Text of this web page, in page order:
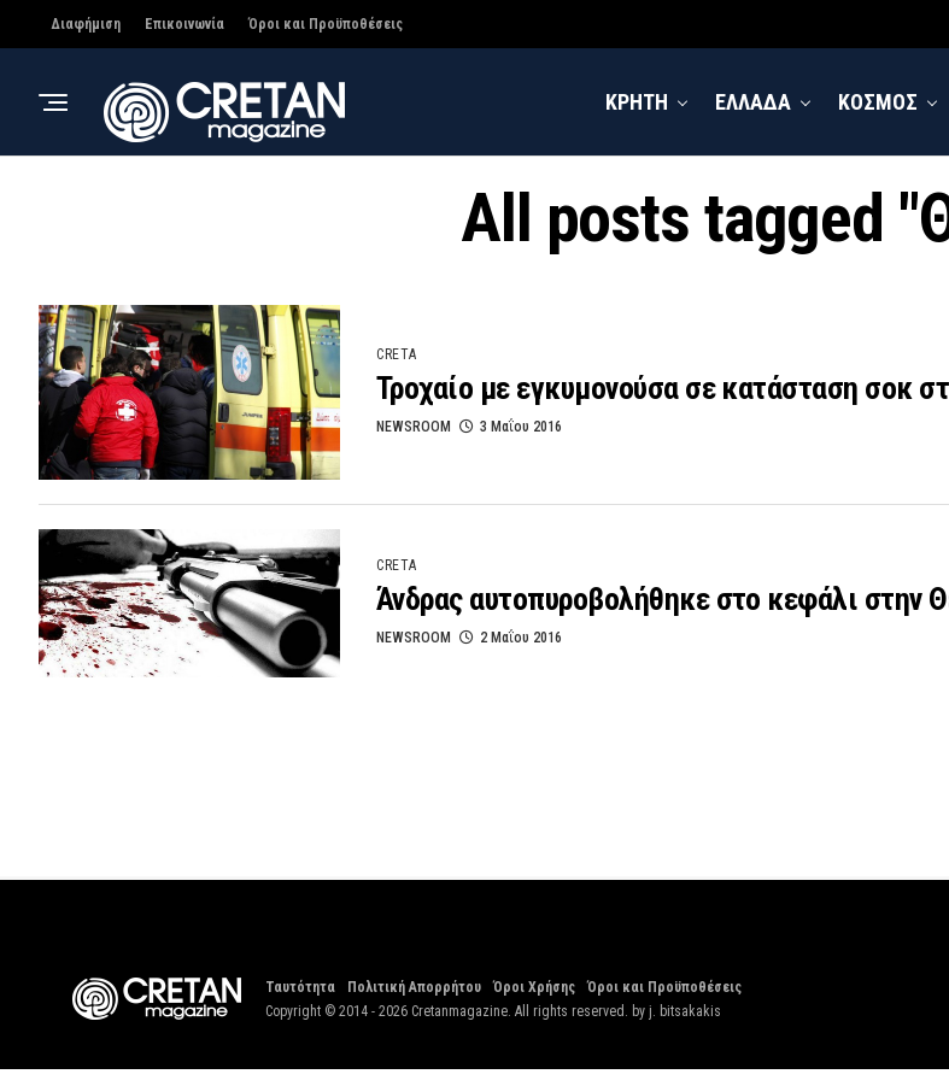
Διαφήμιση Επικοινωνία Όροι και Προϋποθέσεις
ΚΡΗΤΗ ΕΛΛΑΔΑ ΚΟΣΜΟΣ
All posts tagged
CRETA
Τροχαίο με εγκυμονούσα σε κατάσταση σοκ
NEWSROOM 3 Μαΐου 2016
CRETA
Άνδρας αυτοπυροβολήθηκε στο κεφάλι στην
NEWSROOM 2 Μαΐου 2016
Ταυτότητα Πολιτική Απορρήτου Όροι Χρήσης
Όροι και Προϋποθέσεις
Copyright © 2014 - 2026 Cretanmagazine. All rights reserved. by j. bitsakakis